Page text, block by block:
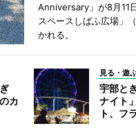
Anniversary」が8月11
スペースしばふ広場」
かれる。
カ
見る・遊
宇部と
ナイト
ト、フ